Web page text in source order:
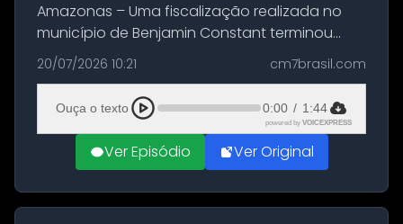
Amazonas – Uma fiscalização realizada no
município de Benjamin Constant terminou
com a apreensão de aproximadamente 115
quilos de entorpecentes em uma
embarcação atracada no porto da cidade. O
materia...
20/07/2026 10:21 cm7brasil.com
Ouça o texto 0:00 / 1:44
powered by VOICEXPRESS
Ver Episódio Ver Original